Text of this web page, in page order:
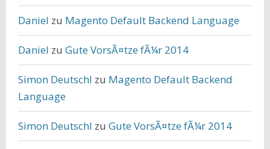
Daniel zu Magento Default Backend Language
Daniel zu Gute VorsÃ¤tze fÃ¼r 2014
Simon Deutschl zu Magento Default Backend
Language
Simon Deutschl zu Gute VorsÃ¤tze fÃ¼r 2014